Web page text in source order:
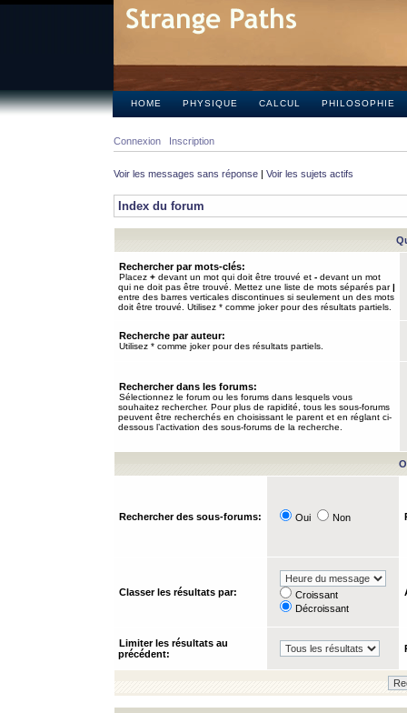
HOME PHYSIQUE CALCUL PHILOSOPHIE
Connexion Inscription
Voir les messages sans réponse | Voir les sujets actifs
Index du forum
Rechercher par mots-clés:
Placez + devant un mot qui doit être trouvé et - devant un mot
qui ne doit pas être trouvé. Mettez une liste de mots séparés par|
entre des barres verticales discontinues si seulement un des mots
doit être trouvé. Utilisez * comme joker pour des résultats partiels.
Recherche par auteur:
Utilisez * comme joker pour des résultats partiels.
Rechercher dans les forums:
Sélectionnez le forum ou les forums dans lesquels vous
souhaitez rechercher. Pour plus de rapidité, tous les sous-forums
peuvent être recherchés en choisissant le parent et en réglant ci-
dessous l’activation des sous-forums de la recherche.
Rechercher des sous-forums: Oui Non
Classer les résultats par:
Croissant
Décroissant
Limiter les résultats au
précédent: